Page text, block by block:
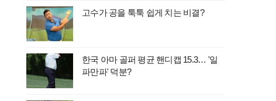
고수가 공을 툭툭 쉽게 치는 비결?
한국 아마 골퍼 평균 핸디캡 15.3… '일
파만파' 덕분?